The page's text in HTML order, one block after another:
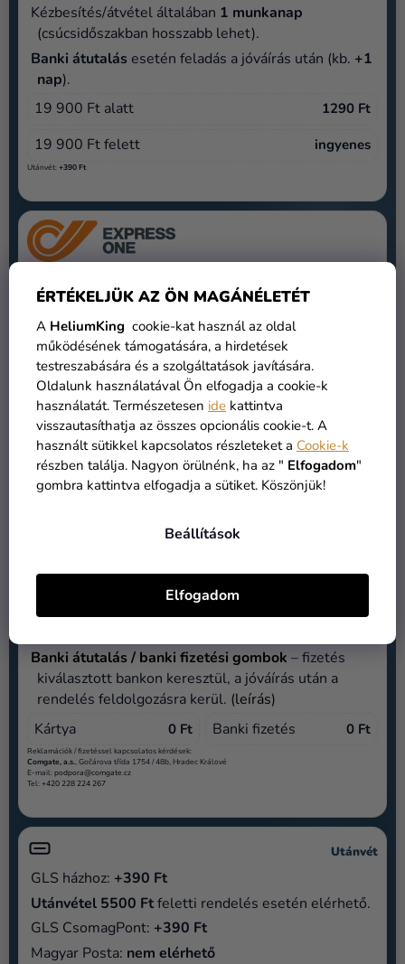
ÉRTÉKELJÜK AZ ÖN MAGÁNÉLETÉT
A HeliumKing cookie-kat használ az oldal
működésének támogatására, a hirdetések
testreszabására és a szolgáltatások javítására.
Oldalunk használatával Ön elfogadja a cookie-k
használatát. Természetesen ide kattintva
visszautasíthatja az összes opcionális cookie-t. A
használt sütikkel kapcsolatos részleteket a Cookie-k
részben találja. Nagyon örülnénk, ha az " Elfogadom"
gombra kattintva elfogadja a sütiket. Köszönjük!
Beállítások
Elfogadom
Rólunk
Kapcsolat
Kézbesítés/átvétel általában 1 munkanap
(csúcsidőszakban hosszabb lehet).
Banki átutalás esetén feladás a jóváírás után (kb. +1
nap).
19 900 Ft alatt
1290 Ft
19 900 Ft felett ingyenes
Utánvét:+390 Ft
Kézbesítés általában1 munkanapon
(csúcsidőszakban hosszabb lehet).
Banki átutalásesetén feladás a jóváírás után (kb.
nap).
Szállítási díj
1290 Ft
FIZETÉSI LEHETŐSÉGEK
Online fizetés (Comgate)
A fizetési kapu szolgáltatója:
Comgate, a.s.
– bankkártyás tranzakció a Comgate
biztonságos felületén, a sikeres fizetés után
Banki átutalás / banki fizetési gombok – fizetés
kiválasztott bankon keresztül, a jóváírás után a
rendelés feldolgozásra kerül. (leírás)
Kártya
0 Ft Banki fizetés 0 Ft
Reklamációk / fizetéssel kapcsolatos kérdések:
Comgate, a.s., Gočárova třída 1754 / 48b, Hradec Králové
E-mail:podpora@comgate.cz
Tel:+420 228 224 267
Utánvét
GLS házhoz: +390 Ft
Utánvétel 5500 Ftfeletti rendelés esetén elérhető.
GLS CsomagPont: +390 Ft
Magyar Posta: nem elérhető